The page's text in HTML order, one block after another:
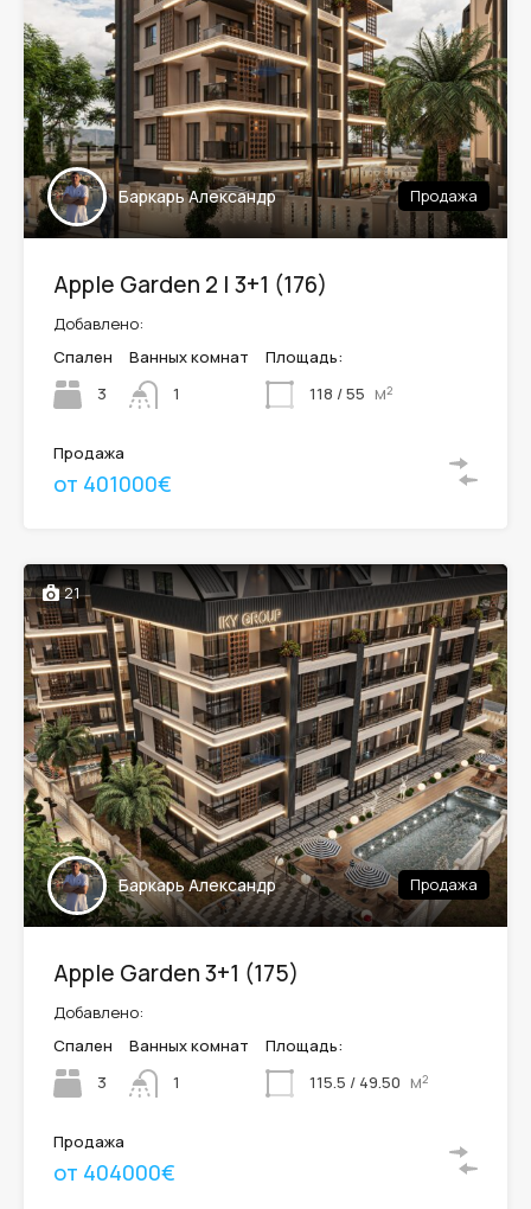
Баркарь Александр Продажа
Apple Garden 2 | 3+1 (176)
Добавлено:
Спален
3
Ванных комнат
1
Площадь:
118 / 55 м²
Продажа
от 401000€
21
Баркарь Александр Продажа
Apple Garden 3+1 (175)
Добавлено:
Спален
3
Ванных комнат
1
Площадь:
115.5 / 49.50 м²
Продажа
от 404000€